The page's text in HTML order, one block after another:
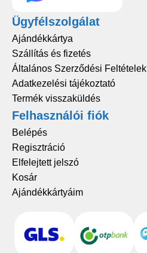
Ügyfélszolgálat
Ajándékkártya
Szállítás és fizetés
Általános Szerződési Feltételek
Adatkezelési tájékoztató
Termék visszaküldés
Felhasználói fiók
Belépés
Regisztráció
Elfelejtett jelszó
Kosár
Ajándékkártyáim